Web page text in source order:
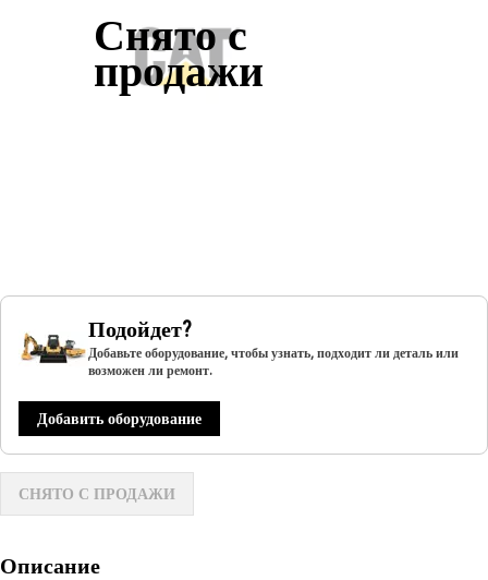
Снято с
продажи
Подойдет?
Добавьте оборудование, чтобы узнать, подходит ли деталь или
возможен ли ремонт.
Добавить оборудование
СНЯТО С ПРОДАЖИ
Описание